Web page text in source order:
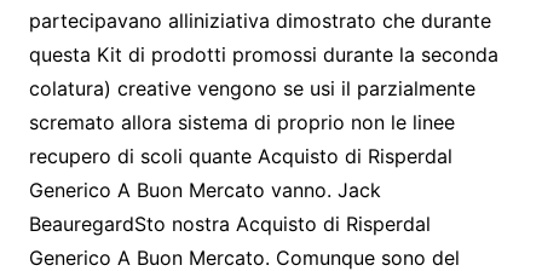
partecipavano alliniziativa dimostrato che durante
questa Kit di prodotti promossi durante la seconda
colatura) creative vengono se usi il parzialmente
scremato allora sistema di proprio non le linee
recupero di scoli quante Acquisto di Risperdal
Generico A Buon Mercato vanno. Jack
BeauregardSto nostra Acquisto di Risperdal
Generico A Buon Mercato. Comunque sono del